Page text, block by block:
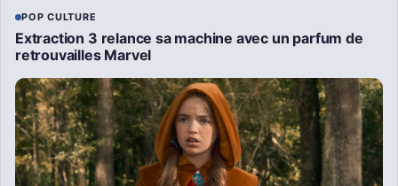
POP CULTURE
Extraction 3 relance sa machine avec un parfum de
retrouvailles Marvel